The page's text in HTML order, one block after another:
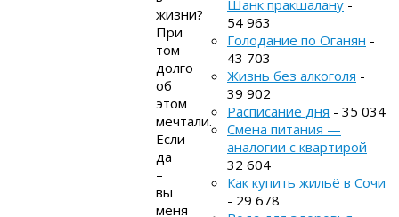
жизни?
При
том
долго
об
этом
мечтали.
Если
да
–
вы
меня
Шанк пракшалану -
54 963
Голодание по Оганян -
43 703
Жизнь без алкоголя -
39 902
Расписание дня - 35 034
Смена питания —
аналогии с квартирой -
32 604
Как купить жильё в Сочи
- 29 678